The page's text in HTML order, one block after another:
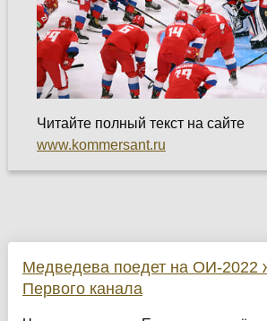
Читайте полный текст на сайте
www.kommersant.ru
Медведева поедет на ОИ-2022
Первого канала